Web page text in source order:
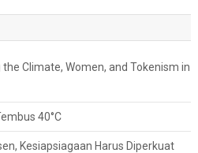
Climate, Women, and Tokenism in
40°C
Kesiapsiagaan Harus Diperkuat